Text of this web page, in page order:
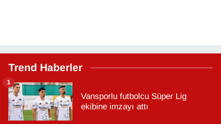
Trend Haberler
Vansporlu futbolcu Süper Lig
ekibine imzayı attı
1